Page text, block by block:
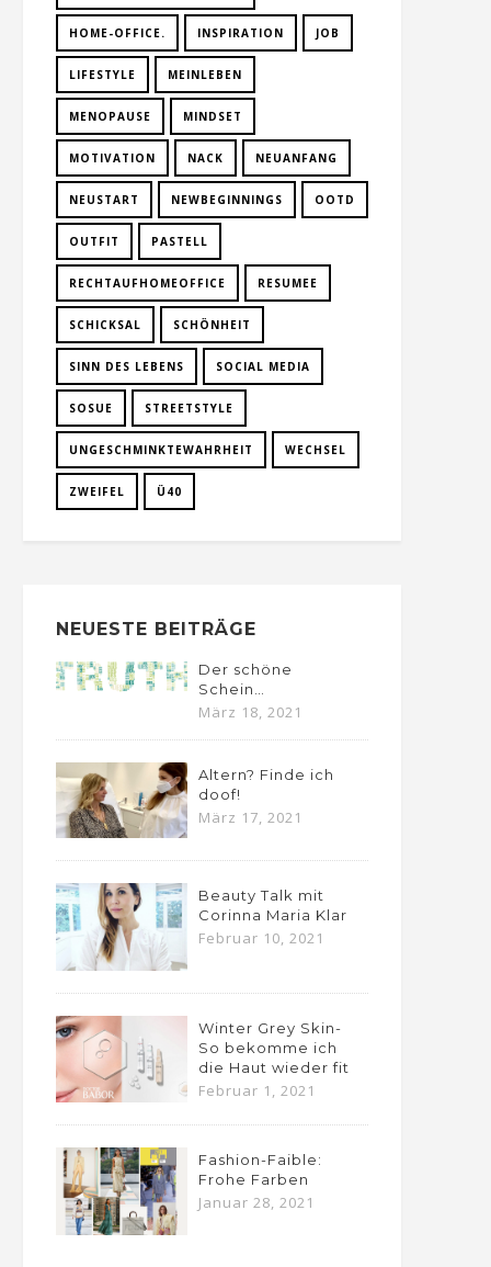
HOME-OFFICE. INSPIRATION JOB
LIFESTYLE MEINLEBEN
MENOPAUSE MINDSET
MOTIVATION NACK NEUANFANG
NEUSTART NEWBEGINNINGS OOTD
OUTFIT PASTELL
RECHTAUFHOMEOFFICE RESUMEE
SCHICKSAL SCHÖNHEIT
SINN DES LEBENS SOCIAL MEDIA
SOSUE STREETSTYLE
UNGESCHMINKTEWAHRHEIT WECHSEL
ZWEIFEL Ü40
NEUESTE BEITRÄGE
Der schöne
Schein…
März 18, 2021
Altern? Finde ich
doof!
März 17, 2021
Beauty Talk mit
Corinna Maria Klar
Februar 10, 2021
Winter Grey Skin-
So bekomme ich
die Haut wieder fit
Februar 1, 2021
Fashion-Faible:
Frohe Farben
Januar 28, 2021